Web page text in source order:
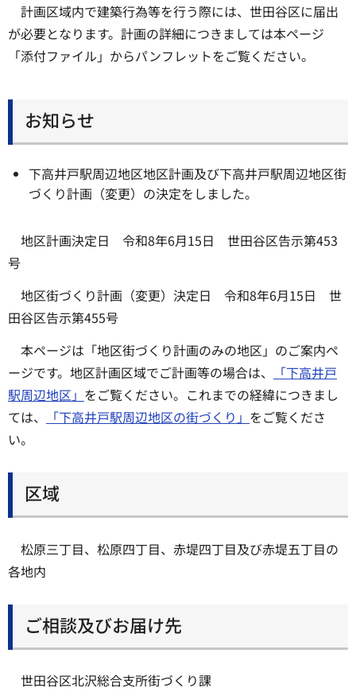
計画区域内で建築行為等を行う際には、世田谷区に届出
が必要となります。計画の詳細につきましては本ページ
「添付ファイル」からパンフレットをご覧ください。
お知らせ
下高井戸駅周辺地区地区計画及び下高井戸駅周辺地区街
づくり計画（変更）の決定をしました。
地区計画決定日 令和8年6月15日 世田谷区告示第453
号
地区街づくり計画（変更）決定日 令和8年6月15日 世
田谷区告示第455号
本ページは「地区街づくり計画のみの地区」のご案内ペ
ージです。地区計画区域でご計画等の場合は、
「下高井戸
駅周辺地区」 をご覧ください。これまでの経緯につきまし
ては、
「下高井戸駅周辺地区の街づくり」 をご覧くださ
い。
区域
松原三丁目、松原四丁目、赤堤四丁目及び赤堤五丁目の
各地内
ご相談及びお届け先
世田谷区北沢総合支所街づくり課